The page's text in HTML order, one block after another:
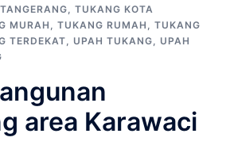
, TUKANG KOTA
MURAH , TUKANG RUMAH , TUKANG
TERDEKAT, UPAH TUKANG, UPAH
area Karawaci